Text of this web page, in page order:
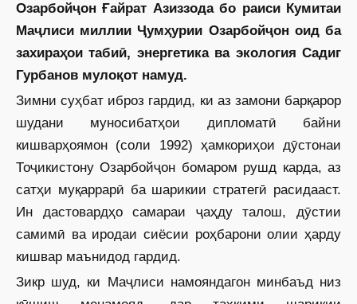
Озарбойҷон Ғайрат Азиззода бо раиси Кумитаи
Маҷлиси миллии Ҷумҳурии Озарбойҷон оид ба
захираҳои табиӣ, энергетика ва экология Садиг
Гурбанов мулоқот намуд.
Зимни суҳбат иброз гардид, ки аз замони барқарор
шудани муносибатҳои дипломатӣ байни
кишварҳоямон (соли 1992) ҳамкориҳои дӯстонаи
Тоҷикистону Озарбойҷон бомаром рушд карда, аз
сатҳи муқаррарӣ ба шарикии стратегӣ расидааст.
Ин дастовардҳо самараи ҷаҳду талош, дӯстии
самимӣ ва иродаи сиёсии роҳбарони олии ҳарду
кишвар маънидод гардид.
Зикр шуд, ки Маҷлиси намояндагон минбаъд низ